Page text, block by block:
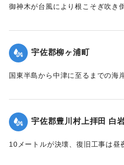
以
ト
モナレバ一掃ノ災禍ヲ受ケ人馬共
幾
ル
私財ヲ醵出位置ヲ再ビ此䖏ニ擇ビ
稍
々安堵セルモ去昭和二十六年ノル
御神木が台風により根こそぎ吹き
｜固有コード:
宇佐郡柳ヶ浦町
国東半島から中津に至るまでの海
5か所、計750メートル、中堤防
壊した。この場所は海岸堤防から
川の水が流入し農家の人を悩ませ
宇佐郡豊川村上拝田 白
10メートルが決壊、復旧工事は昼